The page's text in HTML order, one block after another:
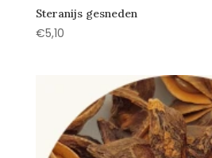
Steranijs gesneden
€5,10